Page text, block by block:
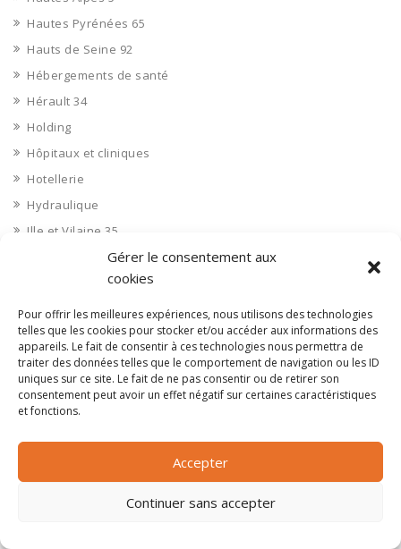
Gérer le consentement aux
cookies
Pour offrir les meilleures expériences, nous utilisons des technologies
telles que les cookies pour stocker et/ou accéder aux informations des
appareils. Le fait de consentir à ces technologies nous permettra de
traiter des données telles que le comportement de navigation ou les ID
uniques sur ce site. Le fait de ne pas consentir ou de retirer son
consentement peut avoir un effet négatif sur certaines caractéristiques
et fonctions.
Accepter
Continuer sans accepter
Hautes Pyrénées 65
Hauts de Seine 92
Hébergements de santé
Hérault 34
Holding
Hôpitaux et cliniques
Hotellerie
Hydraulique
Ille et Vilaine 35
Immobilier aménagement
Immobilier aménageurs
Immobilier commerces
Immobilier de bureaux
Immobilier industriel
Immobilier logements
Impression 3D
Imprimerie